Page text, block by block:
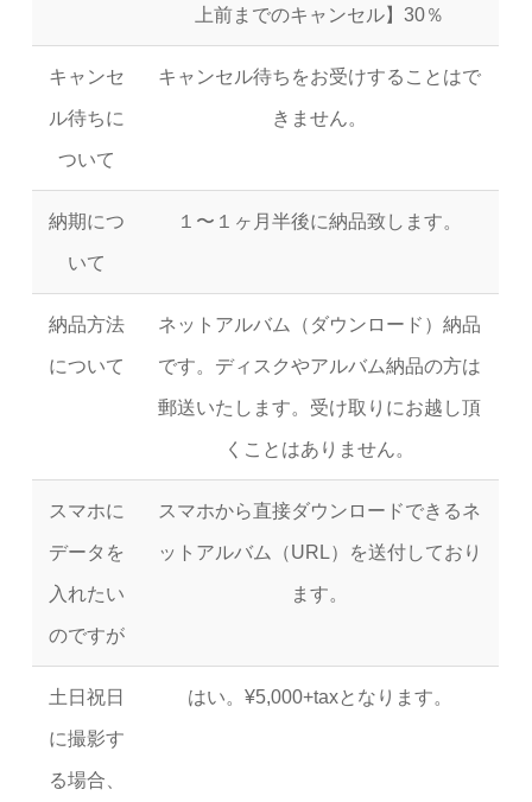
上前までのキャンセル】30％
キャンセ
ル待ちに
ついて
キャンセル待ちをお受けすることはで
きません。
納期につ
いて
１〜１ヶ月半後に納品致します。
納品方法
について
ネットアルバム（ダウンロード）納品
です。ディスクやアルバム納品の方は
郵送いたします。受け取りにお越し頂
くことはありません。
スマホに
データを
入れたい
のですが
スマホから直接ダウンロードできるネ
ットアルバム（URL）を送付しており
ます。
土日祝日
に撮影す
る場合、
はい。¥5,000+taxとなります。